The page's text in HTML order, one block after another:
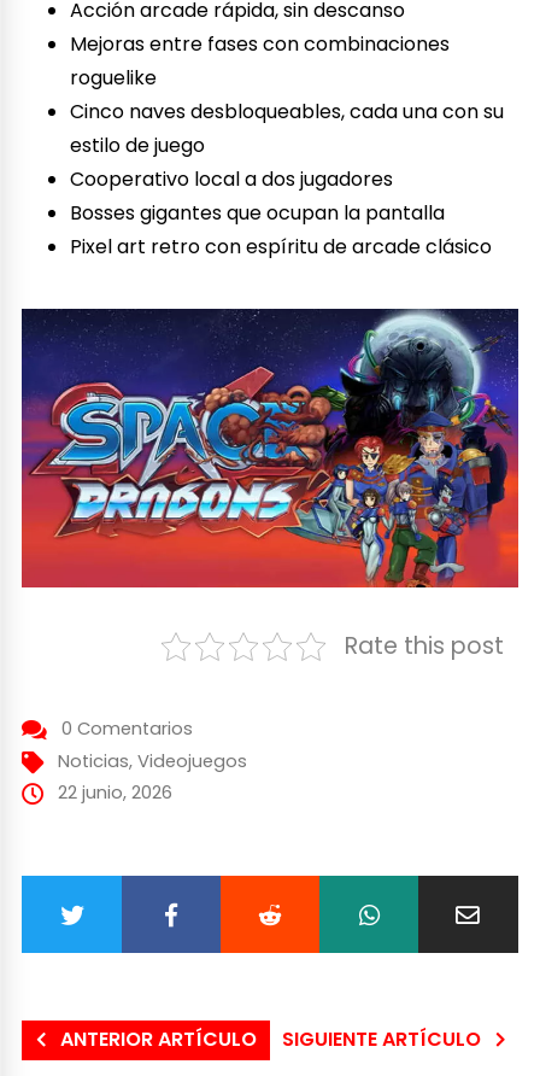
Acción arcade rápida, sin descanso
Mejoras entre fases con combinaciones
roguelike
Cinco naves desbloqueables, cada una con su
estilo de juego
Cooperativo local a dos jugadores
Bosses gigantes que ocupan la pantalla
Pixel art retro con espíritu de arcade clásico
Rate this post
0 Comentarios
Noticias, Videojuegos
22 junio, 2026
ANTERIOR ARTÍCULO SIGUIENTE ARTÍCULO